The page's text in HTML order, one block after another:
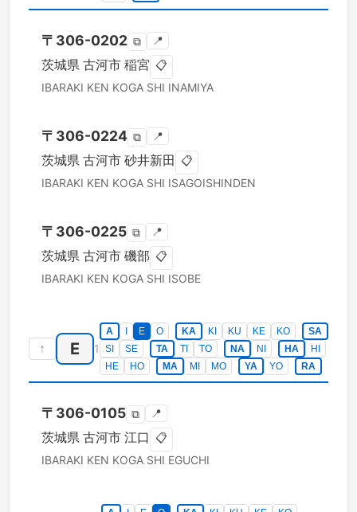
〒 306-0202 ⧉ 📍
茨城県 古河市 稲宮 📋
IBARAKI KEN KOGA SHI INAMIYA
〒 306-0224 ⧉ 📍
茨城県 古河市 砂井新田 📋
IBARAKI KEN KOGA SHI ISAGOISHINDEN
〒 306-0225 ⧉ 📍
茨城県 古河市 磯部 📋
IBARAKI KEN KOGA SHI ISOBE
↑ E 1
A E O KA KI KU KE KO
SA
SI
SE TA TI TO NA NI HA
HI
HE
HO MA MI MO YA YO RA
〒 306-0105 ⧉ 📍
茨城県 古河市 江口 📋
IBARAKI KEN KOGA SHI EGUCHI